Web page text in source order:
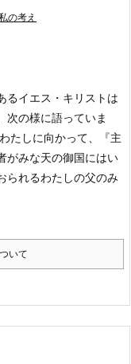
の考え
るイエス・キリストは
次の様に語っていま
わたしに向かって、『主
がみな天の御国にはい
られるわたしの父のみ
いて